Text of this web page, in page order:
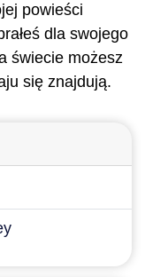
powieści
dla swojego
świecie możesz
się znajdują.